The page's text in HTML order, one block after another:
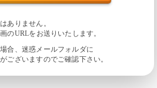
ありません。
のURLをお送りいたします。
合、迷惑メールフォルダに
ございますのでご確認下さい。